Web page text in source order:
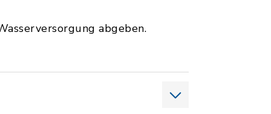
abgeben.